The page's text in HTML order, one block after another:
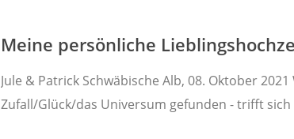
Meine persönliche
Jule & Patrick Schwäbische Alb, 08. Oktober
Zufall/Glück/das Universum gefunden - trifft sich